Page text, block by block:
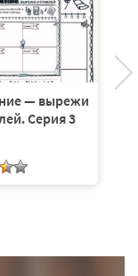
— вырежи
Серия 3